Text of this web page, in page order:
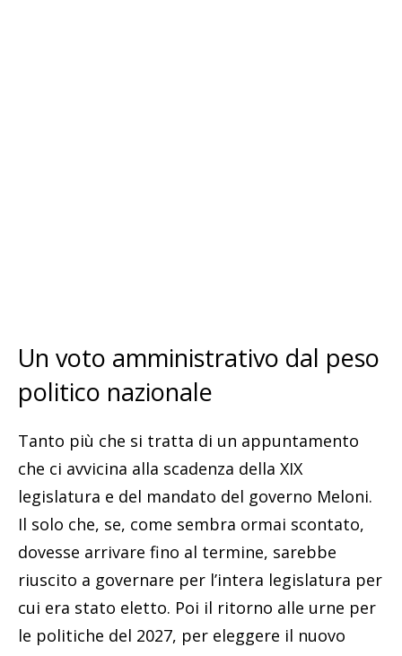
Un voto amministrativo dal peso
politico nazionale
Tanto più che si tratta di un appuntamento
che ci avvicina alla scadenza della XIX
legislatura e del mandato del governo Meloni.
Il solo che, se, come sembra ormai scontato,
dovesse arrivare fino al termine, sarebbe
riuscito a governare per l’intera legislatura per
cui era stato eletto. Poi il ritorno alle urne per
le politiche del 2027, per eleggere il nuovo